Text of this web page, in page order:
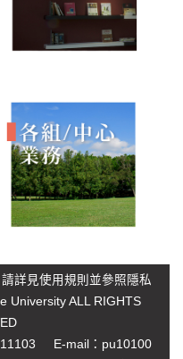
詳見使用規則 並參照 隱私
ALL RIGHTS
11103 E-mail： pu10100